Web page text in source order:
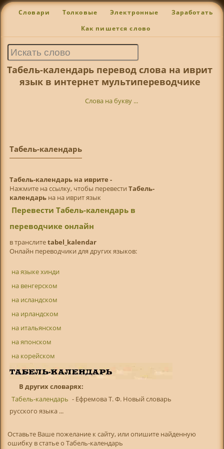
Словари Толковые Электронные Заработать
Как пишется слово
Табель-календарь перевод слова на иврит
язык в интернет мультипереводчике
Слова на букву ...
Табель-календарь
Табель-календарь на иврите -
Нажмите на ссылку, чтобы перевести Табель-
календарьна на иврит язык
Перевести Табель-календарь в
переводчике онлайн
в транслитetabel_kalendar
Онлайн переводчики для других языков:
на языке хинди
на венгерском
на исландском
на ирландском
на итальянском
на японском
на корейском
В других словарях:
Табель-календарь - Ефремова Т. Ф. Новый словарь
русского языка ...
Оставьте Ваше пожелание к сайту, или опишите найденную
ошибку в статье о Табель-календарь